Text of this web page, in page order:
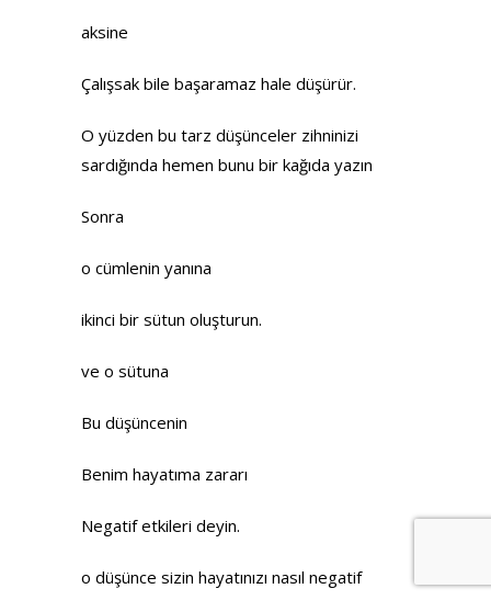
aksine
Çalışsak bile başaramaz hale düşürür.
O yüzden bu tarz düşünceler zihninizi
sardığında hemen bunu bir kağıda yazın
Sonra
o cümlenin yanına
ikinci bir sütun oluşturun.
ve o sütuna
Bu düşüncenin
Benim hayatıma zararı
Negatif etkileri deyin.
o düşünce sizin hayatınızı nasıl negatif